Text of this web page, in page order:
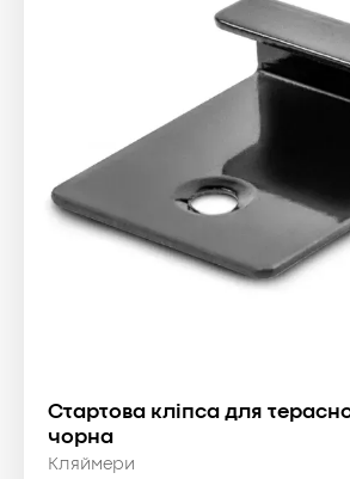
Стартова кліпса для
чорна
Кляймери